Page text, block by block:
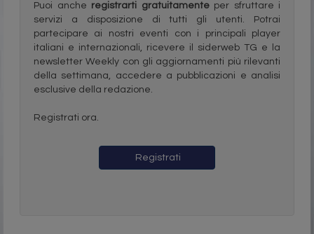
Puoi anche registrarti gratuitamenteper sfruttare i
servizi a disposizione di tutti gli utenti. Potrai
partecipare ai nostri eventi con i principali player
italiani e internazionali, ricevere il siderweb TG e la
newsletter Weekly con gli aggiornamenti più rilevanti
della settimana, accedere a pubblicazioni e analisi
esclusive della redazione.
Registrati ora.
Registrati